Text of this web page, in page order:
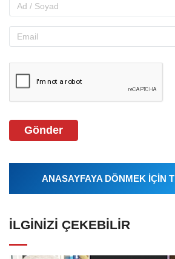
Gönder
ANASAYFAYA DÖNMEK İÇİN
İLGINIZI ÇEKEBILIR